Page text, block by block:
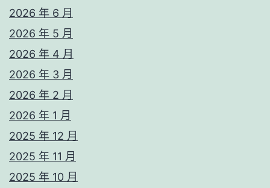
2026 年 6 月
2026 年 5 月
2026 年 4 月
2026 年 3 月
2026 年 2 月
2026 年 1 月
2025 年 12 月
2025 年 11 月
2025 年 10 月